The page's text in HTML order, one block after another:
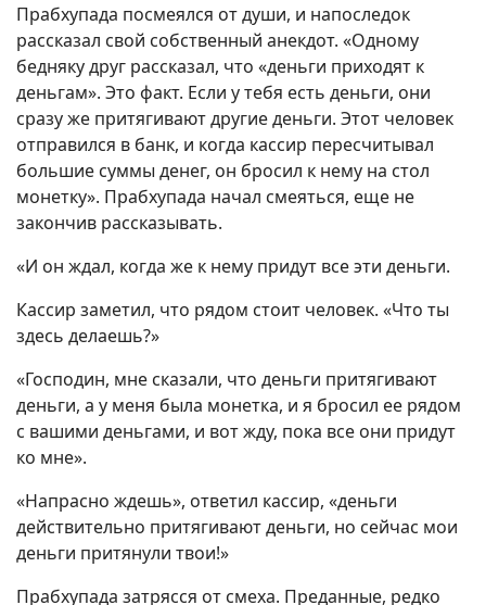
Прабхупада посмеялся от души, и напоследок
рассказал свой собственный анекдот. «Одному
бедняку друг рассказал, что «деньги приходят к
деньгам». Это факт. Если у тебя есть деньги, они
сразу же притягивают другие деньги. Этот человек
отправился в банк, и когда кассир пересчитывал
большие суммы денег, он бросил к нему на стол
монетку». Прабхупада начал смеяться, еще не
закончив рассказывать.
«И он ждал, когда же к нему придут все эти деньги.
Кассир заметил, что рядом стоит человек. «Что ты
здесь делаешь?»
«Господин, мне сказали, что деньги притягивают
деньги, а у меня была монетка, и я бросил ее рядом
с вашими деньгами, и вот жду, пока все они придут
ко мне».
«Напрасно ждешь», ответил кассир, «деньги
действительно притягивают деньги, но сейчас мои
деньги притянули твои!»
Прабхупада затрясся от смеха. Преданные, редко